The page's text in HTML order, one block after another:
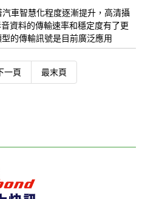
汽車智慧化程度逐漸提升，高清攝
資料的傳輸速率和穩定度有了更
的傳輸訊號是目前廣泛應用
一頁 最末頁